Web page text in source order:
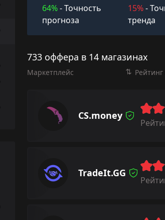
64%- Точность
прогноза
15%-
тренда
733 оффера в 14 магазинах
Маркетплейс
CS.money
TradeIt.GG